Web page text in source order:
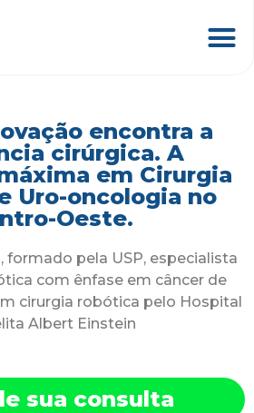
encontra a
cirúrgica. A
em Cirurgia
Uro-oncologia no
Oeste.
formado pela USP, especialista
com ênfase em câncer de
cirurgia robótica pelo Hospital
Albert Einstein
sua consulta